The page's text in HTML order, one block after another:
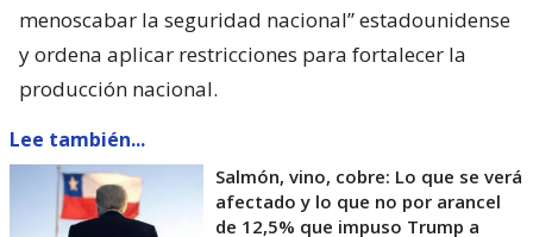
menoscabar la seguridad nacional” estadounidense
y ordena aplicar restricciones para fortalecer la
producción nacional.
Lee también...
Salmón, vino, cobre: Lo que se verá
afectado y lo que no por arancel
de 12,5% que impuso Trump a